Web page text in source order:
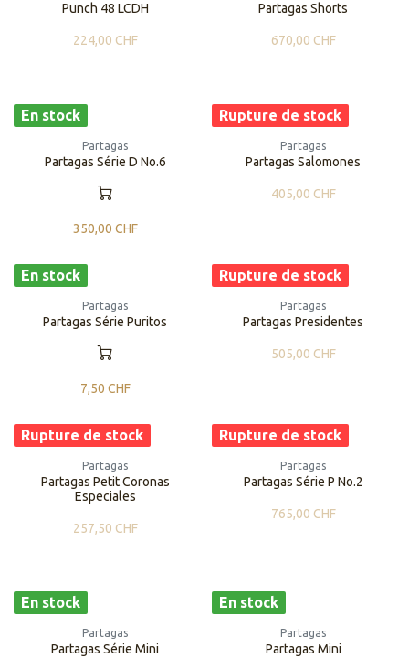
Punch 48 LCDH
224,00 CHF
Partagas Shorts
670,00 CHF
En stock
Partagas
Partagas Série D No.6
350,00 CHF
Rupture de stock
Partagas
Partagas Salomones
405,00 CHF
En stock
Partagas
Partagas Série Puritos
7,50 CHF
Rupture de stock
Partagas
Partagas Presidentes
505,00 CHF
Rupture de stock
Partagas
Partagas Petit Coronas
Especiales
257,50 CHF
Rupture de stock
Partagas
Partagas Série P No.2
765,00 CHF
En stock
Partagas
Partagas Série Mini
En stock
Partagas
Partagas Mini